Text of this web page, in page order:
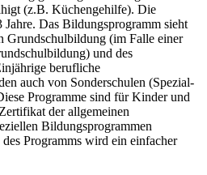
(z.B. Küchengehilfe). Die
Das Bildungsprogramm sieht
Grundschulbildung (im Falle einer
und des
berufliche
auch von Sonderschulen (Spezial-
Programme sind für Kinder und
der allgemeinen
Bildungsprogrammen
Programms wird ein einfacher